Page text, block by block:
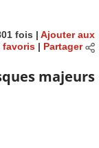
fois | Ajouter aux
favoris| Partager
majeurs